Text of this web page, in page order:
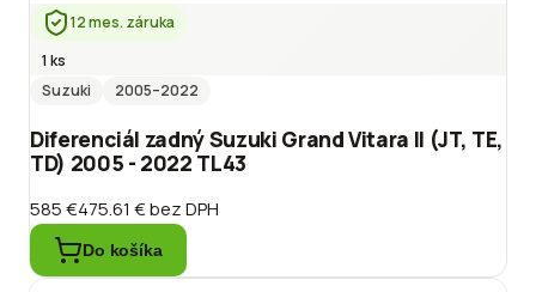
12 mes. záruka
1 ks
Suzuki
2005–2022
Diferenciál zadný Suzuki Grand Vitara II (JT, TE,
TD) 2005 - 2022 TL43
585 €475.61 €bez DPH
Do košíka